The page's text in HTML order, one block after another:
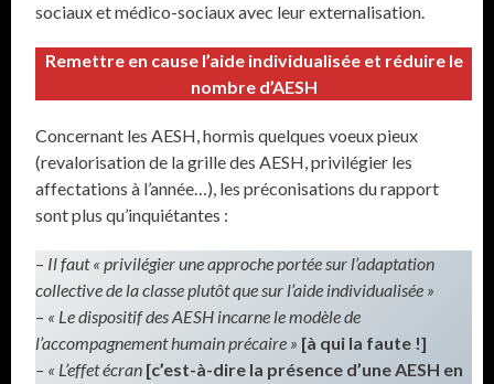
sociaux et médico-sociaux avec leur externalisation.
Remettre en cause l’aide individualisée et réduire le
nombre d’AESH
Concernant les AESH, hormis quelques voeux pieux
(revalorisation de la grille des AESH, privilégier les
affectations à l’année…), les préconisations du rapport
sont plus qu’inquiétantes :
– Il faut « privilégier une approche portée sur l’adaptation
collective de la classe plutôt que sur l’aide individualisée »
– « Le dispositif des AESH incarne le modèle de
l’accompagnement humain précaire » [à qui la faute !]
– « L’effet écran [c’est-à-dire la présence d’une AESH en